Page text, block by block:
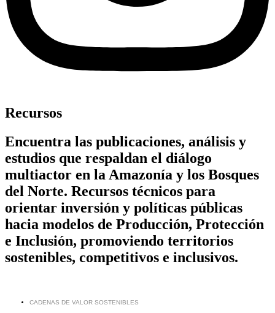
Recursos
Encuentra las publicaciones, análisis y
estudios que respaldan el diálogo
multiactor en la Amazonía y los Bosques
del Norte. Recursos técnicos para
orientar inversión y políticas públicas
hacia modelos de Producción, Protección
e Inclusión, promoviendo territorios
sostenibles, competitivos e inclusivos.
CADENAS DE VALOR SOSTENIBLES